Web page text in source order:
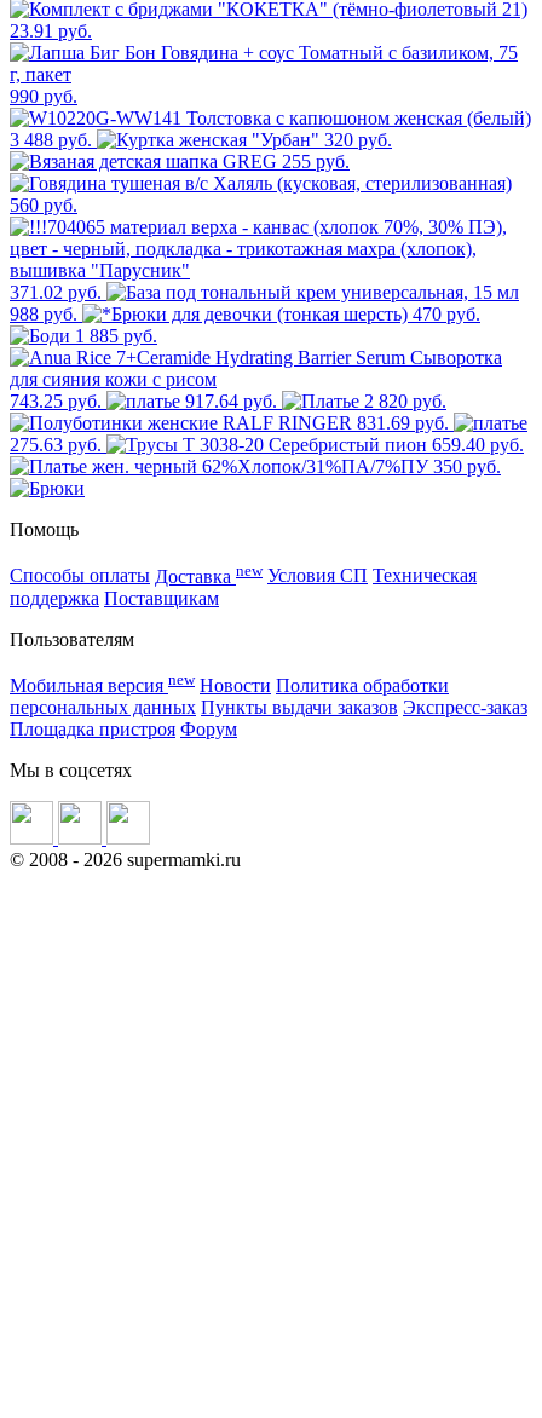
23.91 руб.
990 руб.
3 488 руб.
320 руб.
255 руб.
560 руб.
371.02 руб.
988 руб.
470 руб.
1 885 руб.
743.25 руб. 917.64 руб.
2 820 руб.
831.69 руб.
275.63 руб.
659.40 руб.
350 руб.
Помощь
Способы оплаты Доставка new Условия СП Техническая
поддержка Поставщикам
Пользователям
Мобильная версия new Новости Политика обработки
персональных данных Пункты выдачи заказов Экспресс-заказ
Площадка пристроя Форум
Мы в соцсетях
© 2008 - 2026 supermamki.ru